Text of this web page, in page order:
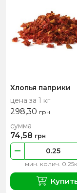
Хлопья паприки
цена за 1 кг
298,30 грн
мин. колич.
сумма
74,58 грн